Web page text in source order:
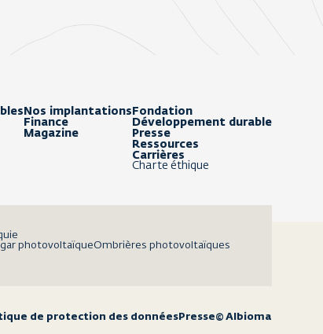
Nos implantations
Finance
Magazine
Fondation
Développement durable
Presse
Ressources
Carrières
Charte éthique
photovoltaïqueOmbrières photovoltaïques
de protection des donnéesPresse© Albioma